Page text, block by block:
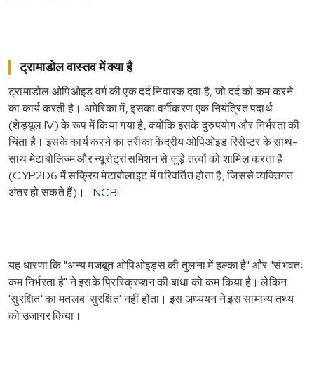
ट्रामाडोल वास्तव में क्या है
ट्रामाडोल ओपिओइड वर्ग की एक दर्द निवारक दवा है, जो दर्द को कम करने
का कार्य करती है। अमेरिका में, इसका वर्गीकरण एक नियंत्रित पदार्थ
(शेड्यूल IV) के रूप में किया गया है, क्योंकि इसके दुरुपयोग और निर्भरता की
चिंता है। इसके कार्य करने का तरीका केंद्रीय ओपिओइड रिसेप्टर के साथ-
साथ मेटाबोलिज्म और न्यूरोट्रांसमिशन से जुड़े तत्वों को शामिल करता है
(CYP2D6 में सक्रिय मेटाबोलाइट में परिवर्तित होता है, जिससे व्यक्तिगत
अंतर हो सकते हैं)।
NCBI
यह धारणा कि "अन्य मजबूत ओपिओइड्स की तुलना में हल्का है" और "संभवतः
कम निर्भरता है" ने इसके प्रिस्क्रिप्शन की बाधा को कम किया है। लेकिन
'सुरक्षित' का मतलब 'सुरक्षित' नहीं होता। इस अध्ययन ने इस सामान्य तथ्य
को उजागर किया।